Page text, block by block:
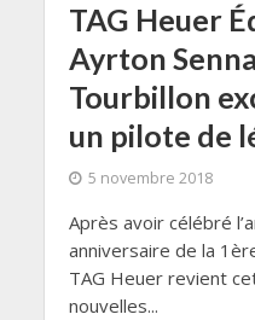
TAG Heuer
Ayrton
Tourbillon
un pilote de
5 novembre 2018
Après avoir célébré
anniversaire de la
TAG Heuer revient
nouvelles...